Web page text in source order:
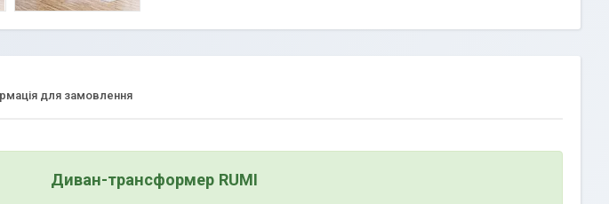
для замовлення
Диван-трансформер RUMI